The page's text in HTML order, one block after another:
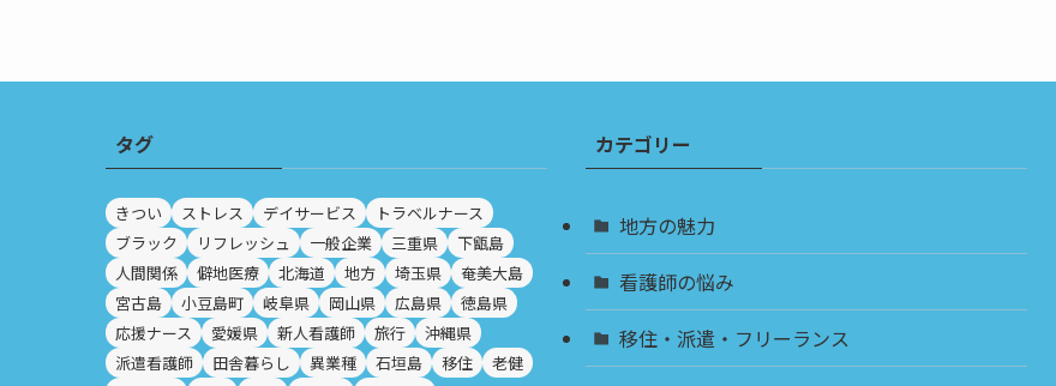
タグ
きつい ストレス デイサービス
トラベルナース
ブラック
リフレッシュ 一般企業 三重県
下甑島
人間関係
僻地医療 北海道 地方 埼玉県
奄美大島
宮古島
小豆島町 岐阜県 岡山県 広島県
徳島県
応援ナース
愛媛県 新人看護師 旅行
沖縄県
派遣看護師
田舎暮らし 異業種 石垣島 移住
老健
カテゴリー
地方の魅力
看護師の悩み
移住・派遣・フリーランス